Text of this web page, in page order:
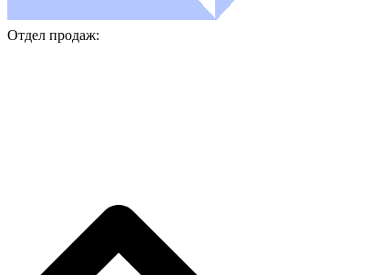
Отдел продаж: